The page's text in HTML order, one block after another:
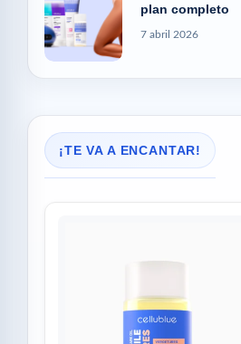
plan completo
7 abril 2026
¡TE VA A ENCANTAR!